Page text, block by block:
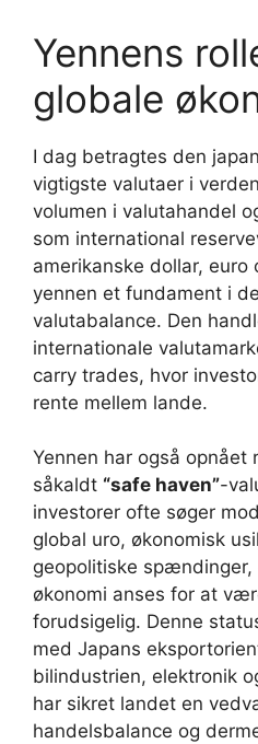
Yennens
globale
I dag betragtes den
vigtigste valutaer i
volumen i valutahandel
som international
amerikanske dollar,
yennen et fundament i
valutabalance. Den
internationale
carry trades, hvor
rente mellem lande.
Yennen har også opnået
såkaldt “safe haven”-
investorer ofte søger
global uro, økonomisk
geopolitiske spændinger,
økonomi anses for at
forudsigelig. Denne
med Japans
bilindustrien, elektronik
har sikret landet en
handelsbalance og